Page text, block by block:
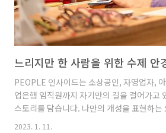
느리지만 한 사람을 위한 수제 안
PEOPLE 인사이드는 소상공인, 자영업자,
업은행 임직원까지 자기만의 길을 걸어가고
스토리를 담습니다. 나만의 개성을 표현하
크한 디자인의 수제 안경으로 눈길을 끄는 디
2023. 1. 11.